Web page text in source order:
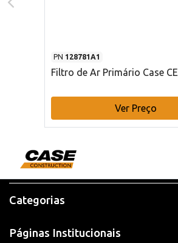
PN 128781A1
Filtro de Ar Primário Case CE
Ver Preço
Categorias
Páginas Institucionais